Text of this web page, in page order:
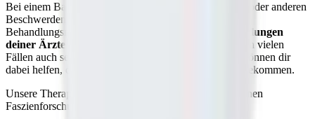
Bei einem Bandscheibenvorfall mit Rückenschmerzen oder anderen
Beschwerden gibt es unterschiedliche Therapien und
Behandlungsmöglichkeiten. Zusätzlich zu den
Empfehlungen
deiner Ärzte kannst du dir und deinen Bandscheiben in vielen
Fällen auch selbst etwas Gutes tun. Unsere
können dir
dabei helfen, deine Schmerzen besser in den Griff zu bekommen.
Unsere Therapie folgt einer Grundannahme der modernen
Faszienforschung: